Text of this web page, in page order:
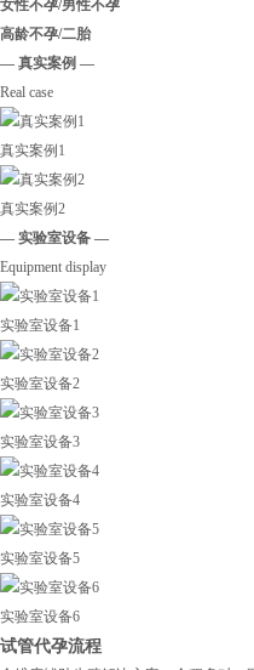
女性不孕/男性不孕
高龄不孕/二胎
— 真实案例 —
Real case
真实案例1
真实案例2
— 实验室设备 —
Equipment display
实验室设备1
实验室设备2
实验室设备3
实验室设备4
实验室设备5
实验室设备6
试管代孕流程